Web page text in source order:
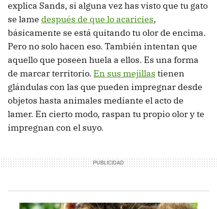
explica Sands, si alguna vez has visto que tu gato
se lame después de que lo acaricies,
básicamente se está quitando tu olor de encima.
Pero no solo hacen eso. También intentan que
aquello que poseen huela a ellos. Es una forma
de marcar territorio. En sus mejillas tienen
glándulas con las que pueden impregnar desde
objetos hasta animales mediante el acto de
lamer. En cierto modo, raspan tu propio olor y te
impregnan con el suyo.